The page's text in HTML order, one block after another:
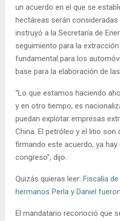
un acuerdo en el que se
hectáreas serán
instruyó a la Secretaría de
seguimiento para la
fundamental para los
base para la elaboración de
“Lo que estamos haciendo
y en otro tiempo, es
puedan explotar empresas
China. El petróleo y el litio son
firmando este acuerdo, ya
congreso”, dijo.
Quizás quieras leer: Fiscalía
hermanos Perla y Daniel
El mandatario reconoció que